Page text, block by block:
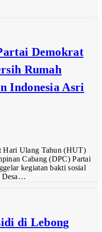
Demokrat
Rumah
Indonesia Asri
Hari Ulang Tahun (HUT)
Cabang (DPC) Partai
kegiatan bakti sosial
Desa…
di Lebong